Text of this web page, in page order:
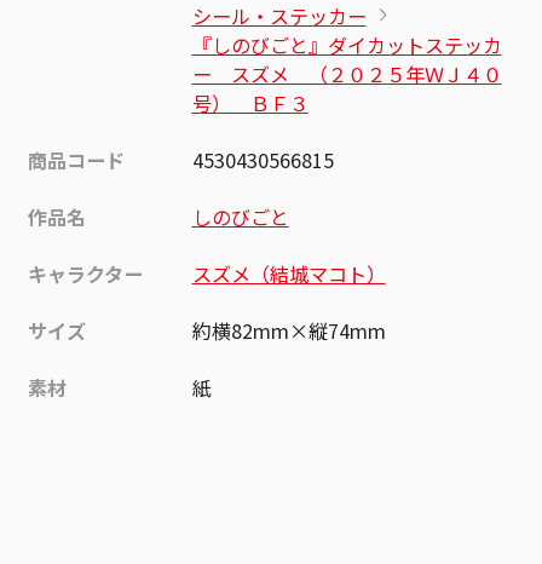
シール・ステッカー
『しのびごと』ダイカットステッカ
ー スズメ （２０２５年ＷＪ４０
号） ＢＦ３
商品コード
4530430566815
作品名
しのびごと
キャラクター
スズメ（結城マコト）
サイズ
約横82mm×縦74mm
素材
紙